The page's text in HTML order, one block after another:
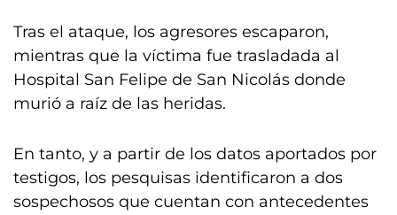
Tras el ataque, los agresores escaparon,
mientras que la víctima fue trasladada al
Hospital San Felipe de San Nicolás donde
murió a raíz de las heridas.
En tanto, y a partir de los datos aportados por
testigos, los pesquisas identificaron a dos
sospechosos que cuentan con antecedentes